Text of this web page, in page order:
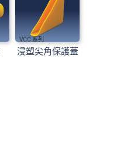
VCC
浸塑尖角保護蓋